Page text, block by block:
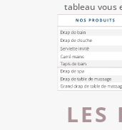
tableau vous
LES